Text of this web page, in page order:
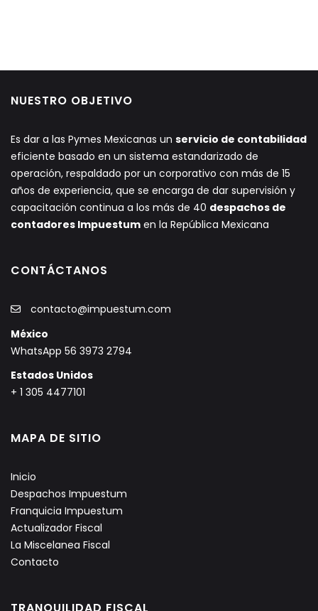
NUESTRO OBJETIVO
Es dar a las Pymes Mexicanas un servicio de contabilidad
eficiente basado en un sistema estandarizado de
operación, respaldado por un corporativo con más de 15
años de experiencia, que se encarga de dar supervisión y
capacitación continua a los más de 40 despachos de
contadores Impuestum en la República Mexicana
CONTÁCTANOS
contacto@impuestum.com
México
WhatsApp 56 3973 2794
Estados Unidos
+ 1 305 4477101
MAPA DE SITIO
Inicio
Despachos Impuestum
Franquicia Impuestum
Actualizador Fiscal
La Miscelanea Fiscal
Contacto
TRANQUILIDAD FISCAL